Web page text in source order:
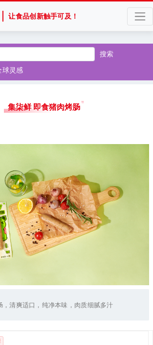
让食品创新触手可及！
搜索
球灵感
集柒鲜 即食猪肉烤肠
，清爽适口，纯净本味，肉质细腻多汁